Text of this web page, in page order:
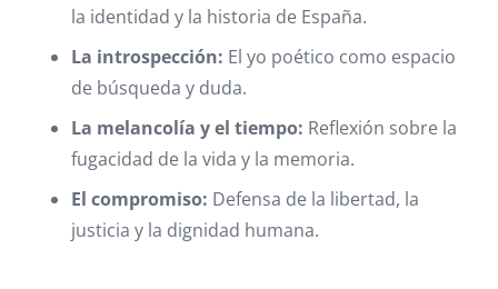
la identidad y la historia de España.
La introspección: El yo poético como espacio
de búsqueda y duda.
La melancolía y el tiempo: Reflexión sobre la
fugacidad de la vida y la memoria.
El compromiso: Defensa de la libertad, la
justicia y la dignidad humana.